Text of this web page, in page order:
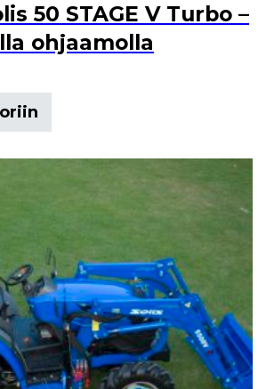
50 STAGE V Turbo –
ohjaamolla